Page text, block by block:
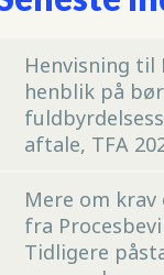
Henvisning til
henblik på
aftale, TFA
Mere om
fra
Tidligere